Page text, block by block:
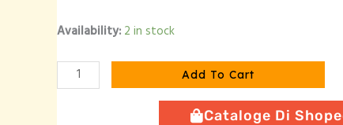
Availability: 2 in stock
Botol
Spray
Silver
Add To Cart
Cataloge Di